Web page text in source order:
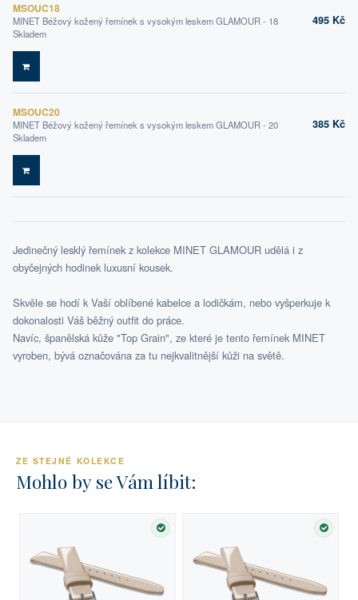
MSOUC18
MINET Béžový kožený řemínek s vysokým leskem GLAMOUR - 18
Skladem
495 Kč
DO KOŠÍKU
MSOUC20
MINET Béžový kožený řemínek s vysokým leskem GLAMOUR - 20
Skladem
385 Kč
DO KOŠÍKU
Jedinečný lesklý řemínek z kolekce MINET GLAMOUR udělá i z
obyčejných hodinek luxusní kousek.
Skvěle se hodí k Vaší oblíbené kabelce a lodičkám, nebo vyšperkuje k
dokonalosti Váš běžný outfit do práce.
Navíc, španělská kůže "Top Grain", ze které je tento řemínek MINET
vyroben, bývá označována za tu nejkvalitnější kůži na světě.
ZE STEJNÉ KOLEKCE
Mohlo by se Vám líbit:
SKLADEM